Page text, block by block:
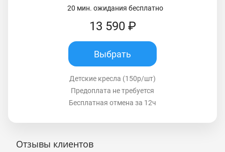
20 мин. ожидания бесплатно
13 590 ₽
Выбрать
Детские кресла (150р/шт)
Предоплата не требуется
Бесплатная отмена за 12ч
Отзывы клиентов